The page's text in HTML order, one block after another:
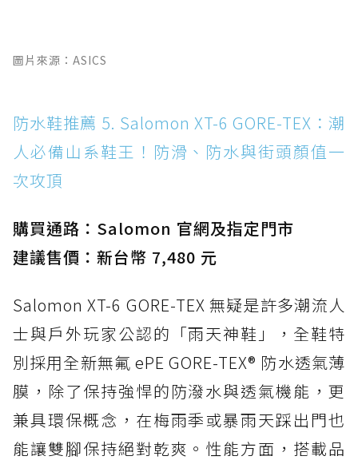
圖片來源：ASICS
防水鞋推薦 5. Salomon XT-6 GORE-TEX：潮
人必備山系鞋王！防滑、防水與街頭顏值一
次攻頂
購買通路：Salomon 官網及指定門市
建議售價：新台幣 7,480 元
Salomon XT-6 GORE-TEX 無疑是許多潮流人
士與戶外玩家公認的「雨天神鞋」，全鞋特
別採用全新無氟 ePE GORE-TEX® 防水透氣薄
膜，除了保持強悍的防潑水與透氣機能，更
兼具環保概念，在梅雨季或暴雨天踩出門也
能讓雙腳保持絕對乾爽。性能方面，搭載品